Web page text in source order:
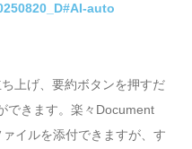
auto
上げ、要約ボタンを押すだ
できます。楽々Document
イルを添付できますが、す